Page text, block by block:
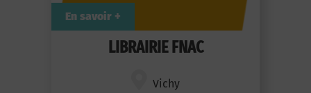
LIBRAIRIE FNAC
Vichy
En savoir +